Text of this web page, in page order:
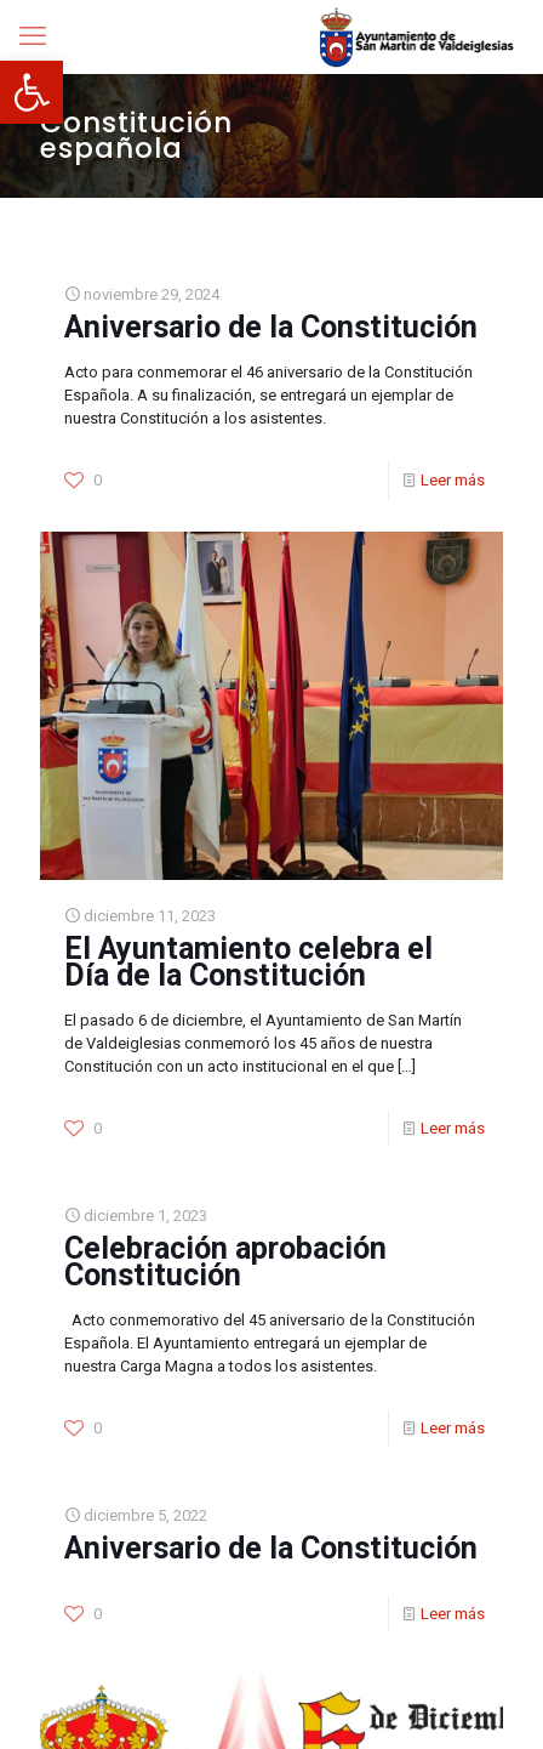
Abrir barra de herramientas
Constitución
española
noviembre 29, 2024
Aniversario de la Constitución
Acto para conmemorar el 46 aniversario de la Constitución
Española. A su finalización, se entregará un ejemplar de
nuestra Constitución a los asistentes.
0 Leer más
diciembre 11, 2023
El Ayuntamiento celebra el
Día de la Constitución
El pasado 6 de diciembre, el Ayuntamiento de San Martín
de Valdeiglesias conmemoró los 45 años de nuestra
Constitución con un acto institucional en el que […]
0 Leer más
diciembre 1, 2023
Celebración aprobación
Constitución
Acto conmemorativo del 45 aniversario de la Constitución
Española. El Ayuntamiento entregará un ejemplar de
nuestra Carga Magna a todos los asistentes.
0 Leer más
diciembre 5, 2022
Aniversario de la Constitución
0 Leer más